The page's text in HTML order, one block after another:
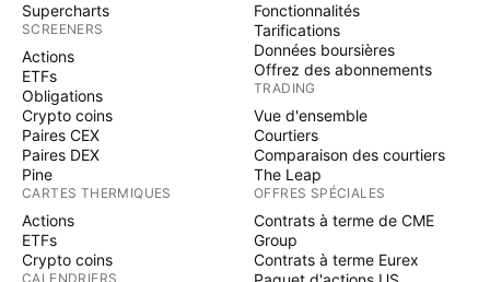
Supercharts
SCREENERS
Actions
ETFs
Obligations
Crypto coins
Paires CEX
Paires DEX
Pine
CARTES THERMIQUES
Actions
ETFs
Crypto coins
CALENDRIERS
Fonctionnalités
Tarifications
Données boursières
Offrez des abonnements
TRADING
Vue d'ensemble
Courtiers
Comparaison des courtiers
The Leap
OFFRES SPÉCIALES
Contrats à terme de CME
Group
Contrats à terme Eurex